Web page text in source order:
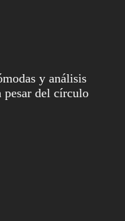
y análisis
pesar del círculo